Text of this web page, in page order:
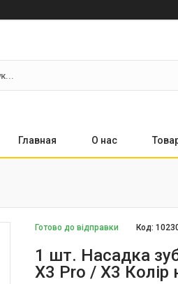
Главная О нас
Готово до відправки Код:
1 шт. Насадка
X3 Pro / X3 Колір